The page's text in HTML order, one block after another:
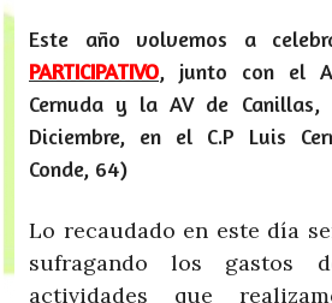
Este año volvemos a
PARTICIPATIVO, junto con el
Cernuda y la AV de Canillas,
Diciembre, en el C.P Luis
Conde, 64)
Lo recaudado en este día
sufragando los gastos
actividades que